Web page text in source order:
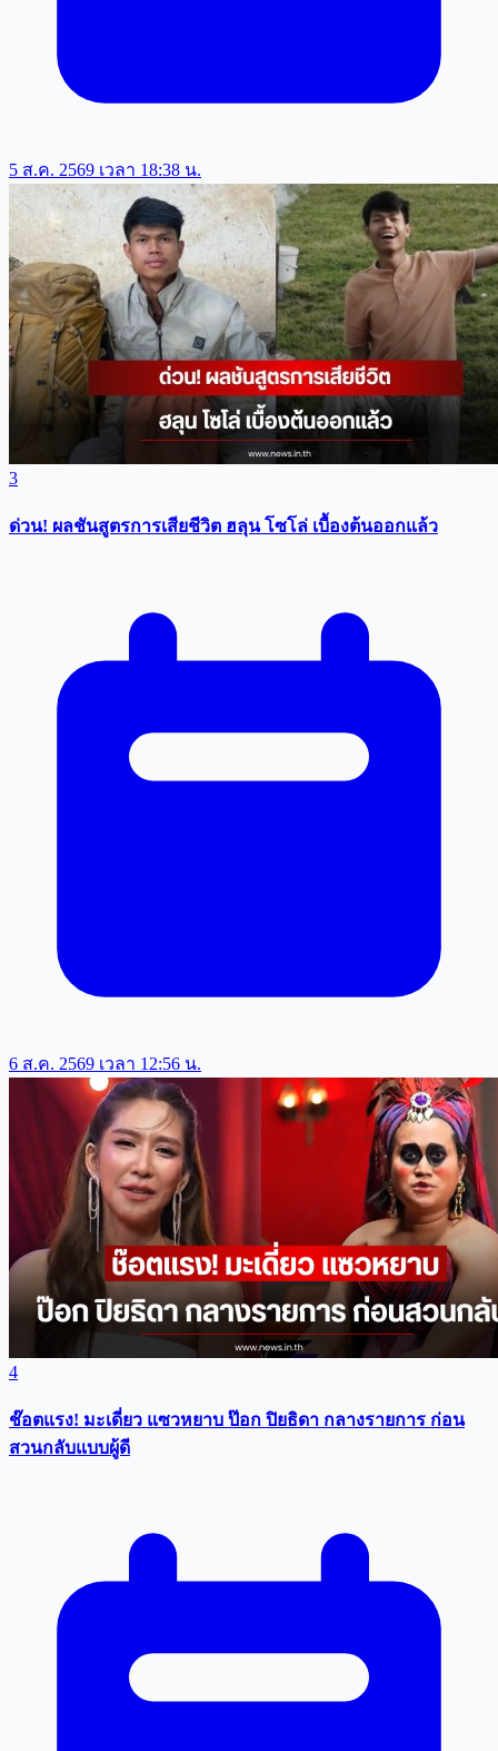
5 ส.ค. 2569 เวลา 18:38 น.
3
ด่วน! ผลชันสูตรการเสียชีวิต ฮลุน โซโล่ เบื้องต้นออกแล้ว
6 ส.ค. 2569 เวลา 12:56 น.
4
ช๊อตแรง! มะเดี่ยว แซวหยาบ ป๊อก ปิยธิดา กลางรายการ ก่อน
สวนกลับแบบผู้ดี